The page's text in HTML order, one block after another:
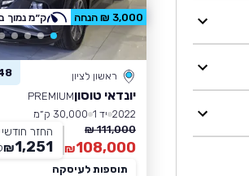
ראשון לציון 48 צפו
יונדאי טוסוןPREMIUM
2022 יד 1
30,000 ק״מ
111,000 ₪
108,000
₪
החזר
1,251
₪
תוספות לעיסקה
3,000 ₪ הנחה ק״מ נמוך